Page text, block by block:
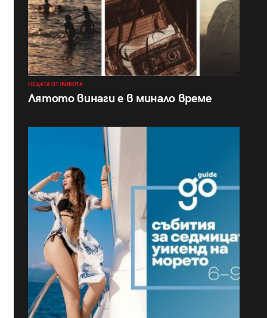
НЕЩАТА ОТ ЖИВОТА
Лятото винаги е в минало време